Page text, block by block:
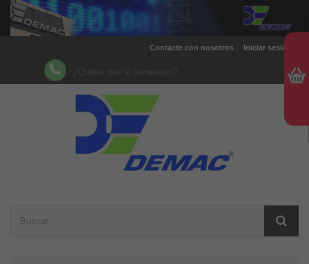
Iniciar sesión
Contacte con nosotros